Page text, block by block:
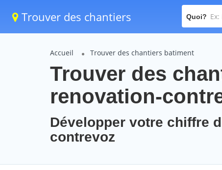
Trouver des chantiers Quoi?
Accueil Trouver des chantiers batiment
Trouver des
renovation-
Développer votre chiffre
contrevoz